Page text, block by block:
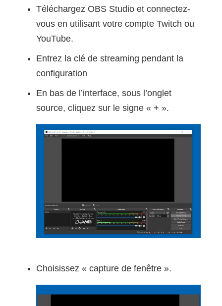
Téléchargez OBS Studio et connectez-
vous en utilisant votre compte Twitch ou
YouTube.
Entrez la clé de streaming pendant la
configuration
En bas de l’interface, sous l’onglet
source, cliquez sur le signe « + ».
Choisissez « capture de fenêtre ».